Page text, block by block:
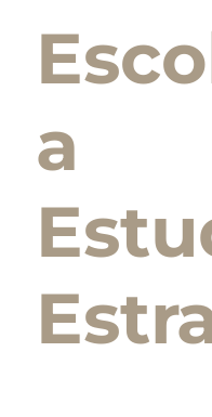
a